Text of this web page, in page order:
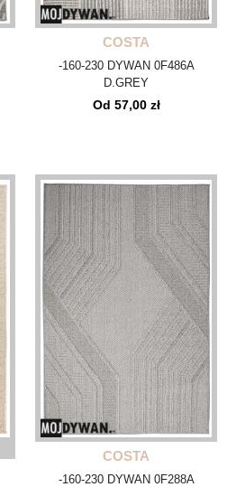
COSTA
-160-230 DYWAN 0F486A
D.GREY
Od 57,00 zł
COSTA
-160-230 DYWAN 0F288A